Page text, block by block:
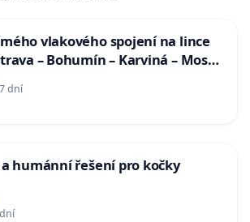
vlakového spojení na lince
– Bohumín – Karviná – Mosty
dní
humánní řešení pro kočky